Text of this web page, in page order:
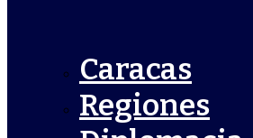
Caracas
Regiones